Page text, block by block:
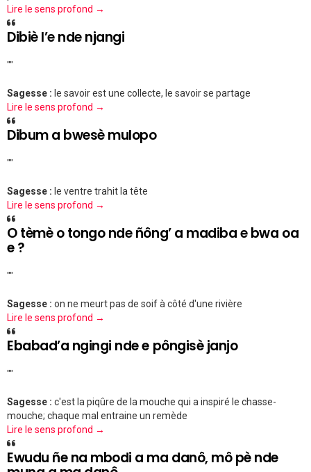
Lire le sens profond →
Dibiè l’e nde njangi
""
Sagesse : le savoir est une collecte, le savoir se partage
Lire le sens profond →
Dibum a bwesè mulopo
""
Sagesse : le ventre trahit la tête
Lire le sens profond →
O tèmè o tongo nde ñông’ a madiba e bwa oa
e ?
""
Sagesse : on ne meurt pas de soif à côté d'une rivière
Lire le sens profond →
Ebabad’a ngingi nde e pôngisè janjo
""
Sagesse : c'est la piqûre de la mouche qui a inspiré le chasse-
mouche; chaque mal entraine un remède
Lire le sens profond →
Ewudu ñe na mbodi a ma danô, mô pè nde